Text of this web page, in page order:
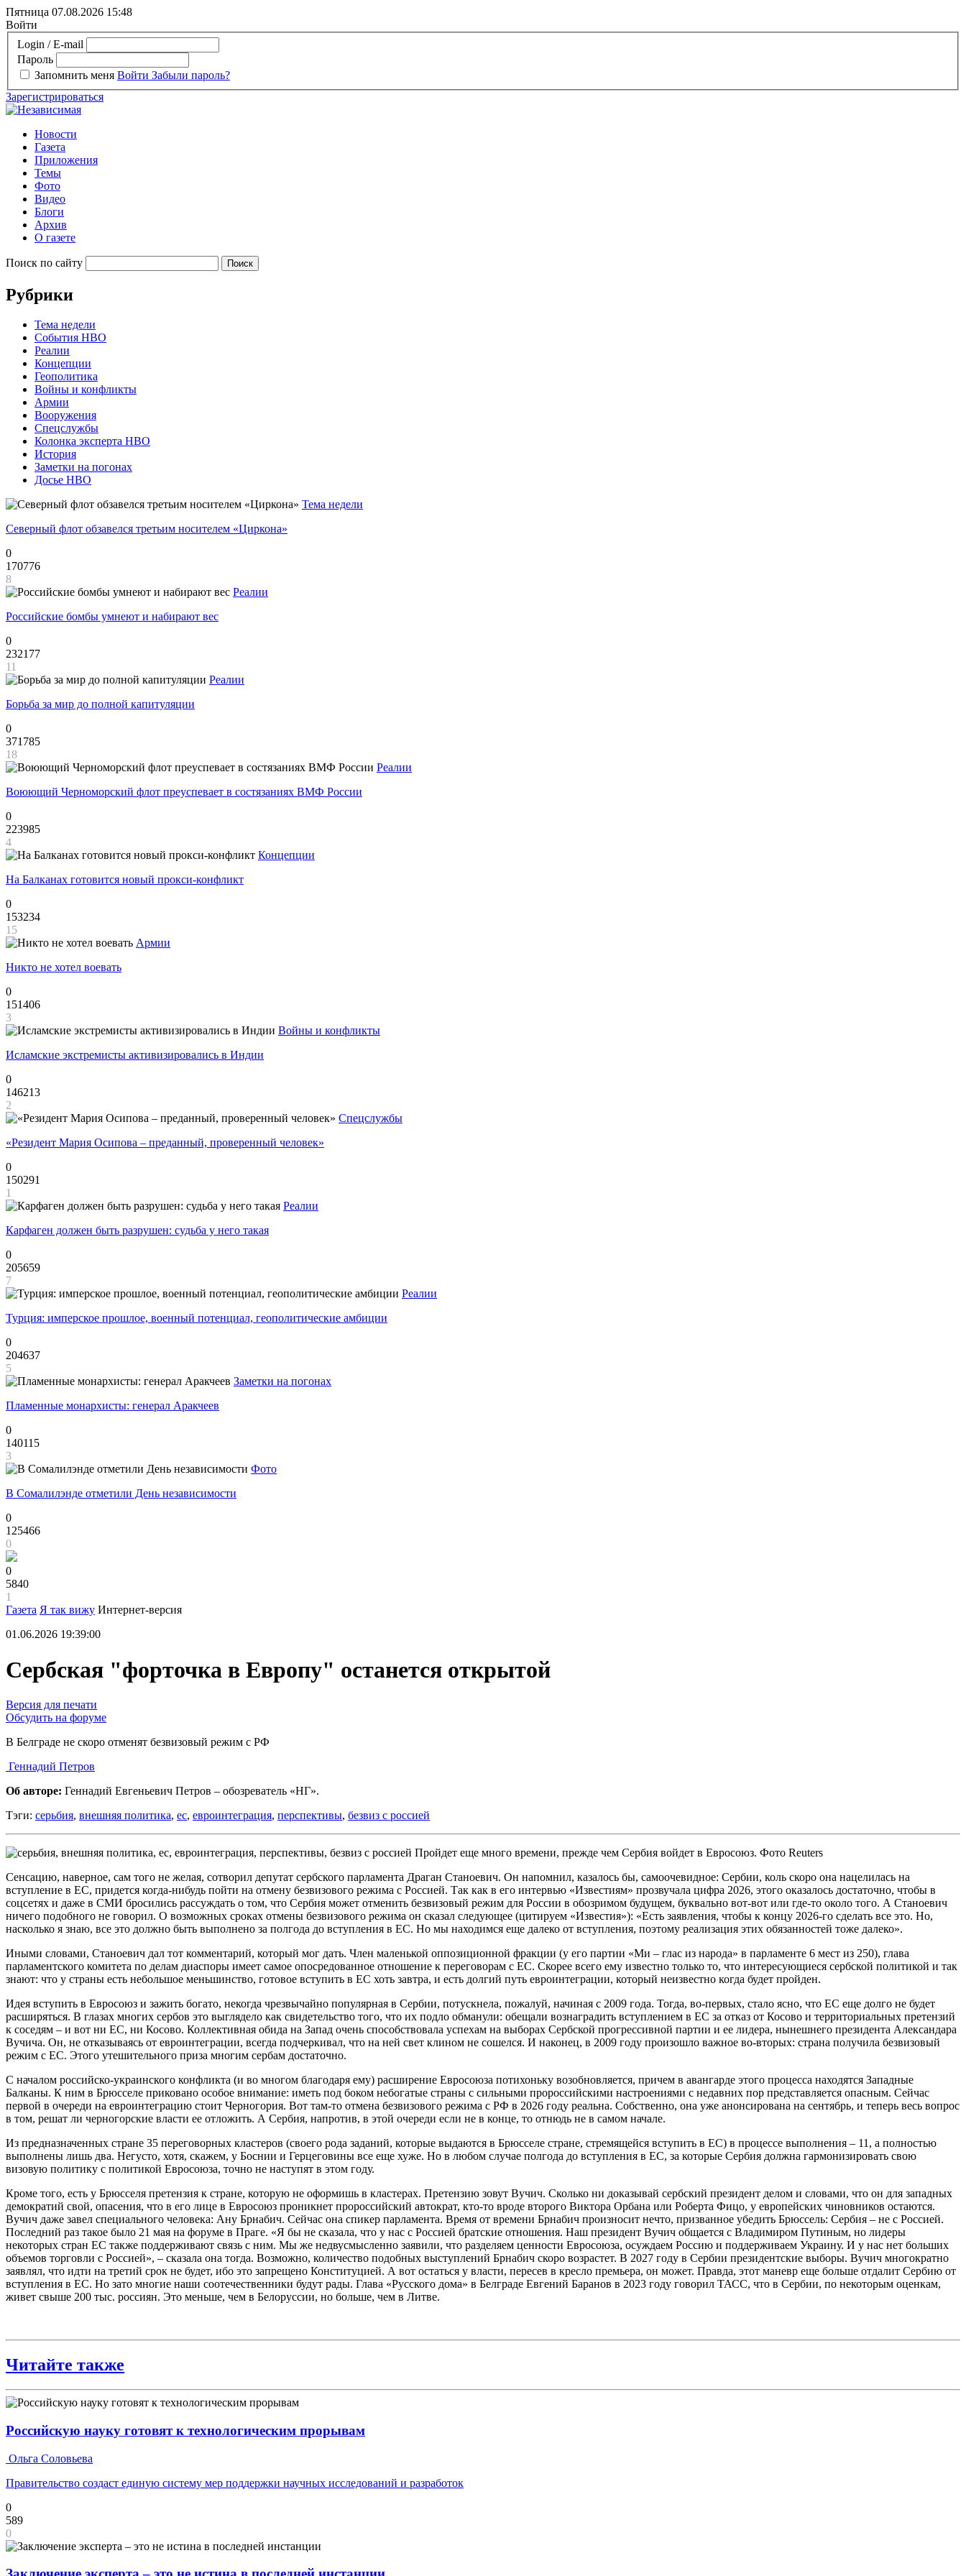
Пятница 07.08.2026 15:48
Войти
Login / E-mail
Пароль
Запомнить меня Войти Забыли пароль?
Зарегистрироваться
Новости
Газета
Приложения
Темы
Фото
Видео
Блоги
Архив
О газете
Поиск по сайту
Рубрики
Тема недели
События НВО
Реалии
Концепции
Геополитика
Войны и конфликты
Армии
Вооружения
Спецслужбы
Колонка эксперта НВО
История
Заметки на погонах
Досье НВО
Тема недели
Северный флот обзавелся третьим носителем «Циркона»
0
170776
8
Реалии
Российские бомбы умнеют и набирают вес
0
232177
11
Реалии
Борьба за мир до полной капитуляции
0
371785
18
Реалии
Воюющий Черноморский флот преуспевает в состязаниях ВМФ России
0
223985
4
Концепции
На Балканах готовится новый прокси-конфликт
0
153234
15
Армии
Никто не хотел воевать
0
151406
3
Войны и конфликты
Исламские экстремисты активизировались в Индии
0
146213
2
Спецслужбы
«Резидент Мария Осипова – преданный, проверенный человек»
0
150291
1
Реалии
Карфаген должен быть разрушен: судьба у него такая
0
205659
7
Реалии
Турция: имперское прошлое, военный потенциал, геополитические амбиции
0
204637
5
Заметки на погонах
Пламенные монархисты: генерал Аракчеев
0
140115
3
Фото
В Сомалилэнде отметили День независимости
0
125466
0
0
5840
1
Газета Я так вижу Интернет-версия
01.06.2026 19:39:00
Сербская "форточка в Европу" останется открытой
Версия для печати
Обсудить на форуме
В Белграде не скоро отменят безвизовый режим с РФ
Геннадий Петров
Об авторе: Геннадий Евгеньевич Петров – обозреватель «НГ».
Тэги: серьбия, внешняя политика, ес, евроинтеграция, перспективы, безвиз с россией
Пройдет еще много времени, прежде чем Сербия войдет в Евросоюз. Фото Reuters
Сенсацию, наверное, сам того не желая, сотворил депутат сербского парламента Драган Станоевич. Он напомнил, казалось бы, самоочевидное: Сербии, коль скоро она нацелилась на
вступление в ЕС, придется когда-нибудь пойти на отмену безвизового режима с Россией. Так как в его интервью «Известиям» прозвучала цифра 2026, этого оказалось достаточно, чтобы в
соцсетях и даже в СМИ бросились рассуждать о том, что Сербия может отменить безвизовый режим для России в обозримом будущем, буквально вот-вот или где-то около того. А Станоевич
ничего подобного не говорил. О возможных сроках отмены безвизового режима он сказал следующее (цитируем «Известия»): «Есть заявления, чтобы к концу 2026-го сделать все это. Но,
насколько я знаю, все это должно быть выполнено за полгода до вступления в ЕС. Но мы находимся еще далеко от вступления, поэтому реализация этих обязанностей тоже далеко».
Иными словами, Станоевич дал тот комментарий, который мог дать. Член маленькой оппозиционной фракции (у его партии «Ми – глас из народа» в парламенте 6 мест из 250), глава
парламентского комитета по делам диаспоры имеет самое опосредованное отношение к переговорам с ЕС. Скорее всего ему известно только то, что интересующиеся сербской политикой и так
знают: что у страны есть небольшое меньшинство, готовое вступить в ЕС хоть завтра, и есть долгий путь евроинтеграции, который неизвестно когда будет пройден.
Идея вступить в Евросоюз и зажить богато, некогда чрезвычайно популярная в Сербии, потускнела, пожалуй, начиная с 2009 года. Тогда, во-первых, стало ясно, что ЕС еще долго не будет
расширяться. В глазах многих сербов это выглядело как свидетельство того, что их подло обманули: обещали вознаградить вступлением в ЕС за отказ от Косово и территориальных претензий
к соседям – и вот ни ЕС, ни Косово. Коллективная обида на Запад очень способствовала успехам на выборах Сербской прогрессивной партии и ее лидера, нынешнего президента Александара
Вучича. Он, не отказываясь от евроинтеграции, всегда подчеркивал, что на ней свет клином не сошелся. И наконец, в 2009 году произошло важное во-вторых: страна получила безвизовый
режим с ЕС. Этого утешительного приза многим сербам достаточно.
С началом российско-украинского конфликта (и во многом благодаря ему) расширение Евросоюза потихоньку возобновляется, причем в авангарде этого процесса находятся Западные
Балканы. К ним в Брюсселе приковано особое внимание: иметь под боком небогатые страны с сильными пророссийскими настроениями с недавних пор представляется опасным. Сейчас
первой в очереди на евроинтеграцию стоит Черногория. Вот там-то отмена безвизового режима с РФ в 2026 году реальна. Собственно, она уже анонсирована на сентябрь, и теперь весь вопрос
в том, решат ли черногорские власти ее отложить. А Сербия, напротив, в этой очереди если не в конце, то отнюдь не в самом начале.
Из предназначенных стране 35 переговорных кластеров (своего рода заданий, которые выдаются в Брюсселе стране, стремящейся вступить в ЕС) в процессе выполнения – 11, а полностью
выполнены лишь два. Негусто, хотя, скажем, у Боснии и Герцеговины все еще хуже. Но в любом случае полгода до вступления в ЕС, за которые Сербия должна гармонизировать свою
визовую политику с политикой Евросоюза, точно не наступят в этом году.
Кроме того, есть у Брюсселя претензия к стране, которую не оформишь в кластерах. Претензию зовут Вучич. Сколько ни доказывай сербский президент делом и словами, что он для западных
демократий свой, опасения, что в его лице в Евросоюз проникнет пророссийский автократ, кто-то вроде второго Виктора Орбана или Роберта Фицо, у европейских чиновников остаются.
Вучич даже завел специального человека: Ану Брнабич. Сейчас она спикер парламента. Время от времени Брнабич произносит нечто, призванное убедить Брюссель: Сербия – не с Россией.
Последний раз такое было 21 мая на форуме в Праге. «Я бы не сказала, что у нас с Россией братские отношения. Наш президент Вучич общается с Владимиром Путиным, но лидеры
некоторых стран ЕС также поддерживают связь с ним. Мы же недвусмысленно заявили, что разделяем ценности Евросоюза, осуждаем Россию и поддерживаем Украину. И у нас нет больших
объемов торговли с Россией», – сказала она тогда. Возможно, количество подобных выступлений Брнабич скоро возрастет. В 2027 году в Сербии президентские выборы. Вучич многократно
заявлял, что идти на третий срок не будет, ибо это запрещено Конституцией. А вот остаться у власти, пересев в кресло премьера, он может. Правда, этот маневр еще больше отдалит Сербию от
вступления в ЕС. Но зато многие наши соотечественники будут рады. Глава «Русского дома» в Белграде Евгений Баранов в 2023 году говорил ТАСС, что в Сербии, по некоторым оценкам,
живет свыше 200 тыс. россиян. Это меньше, чем в Белоруссии, но больше, чем в Литве.
Читайте также
Российскую науку готовят к технологическим прорывам
Ольга Соловьева
Правительство создаст единую систему мер поддержки научных исследований и разработок
0
589
0